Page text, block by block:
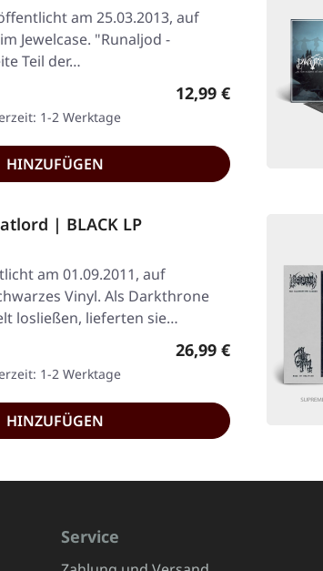
am 25.03.2013, auf
Jewelcase. "Runaljod -
Teil der…
Regulärer Preis:
12,99 €
1-2 Werktage
HINZUFÜGEN
| BLACK LP
am 01.09.2011, auf
Vinyl. Als Darkthrone
losließen, lieferten sie…
Regulärer Preis:
26,99 €
1-2 Werktage
HINZUFÜGEN
Service